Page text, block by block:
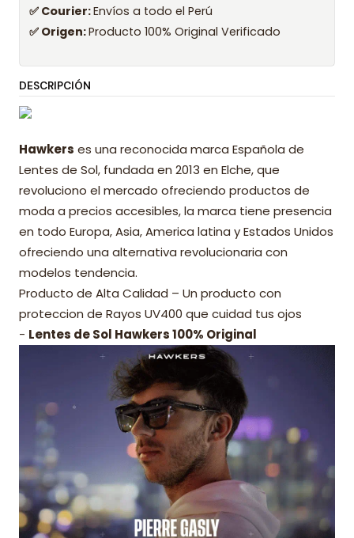
✅ Courier:Envíos a todo el Perú
✅ Origen:Producto 100% Original Verificado
DESCRIPCIÓN
Hawkers es una reconocida marca Española de
Lentes de Sol, fundada en 2013 en Elche, que
revoluciono el mercado ofreciendo productos de
moda a precios accesibles, la marca tiene presencia
en todo Europa, Asia, America latina y Estados Unidos
ofreciendo una alternativa revolucionaria con
modelos tendencia.
Producto de Alta Calidad – Un producto con
proteccion de Rayos UV400 que cuidad tus ojos
- Lentes de Sol Hawkers 100% Original